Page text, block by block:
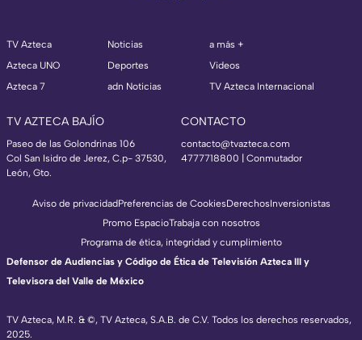
TV Azteca
Azteca UNO
Azteca 7
Noticias
Deportes
adn Noticias
a más +
Videos
TV Azteca Internacional
TV AZTECA BAJÍO
Paseo de las Golondrinas 106
Col San Isidro de Jerez, C.p- 37530,
León, Gto.
CONTACTO
contacto@tvazteca.com
4777718800 | Conmutador
TV Azteca, M.R. & ©, TV Azteca, S.A.B. de C.V. Todos los derechos reservados,
2025.
Aviso de privacidadPreferencias de CookiesDerechosInversionistas
Promo EspacioTrabaja con nosotros
Programa de ética, integridad y cumplimiento
Defensor de Audiencias y Código de Ética de Televisión Azteca III y
Televisora del Valle de México